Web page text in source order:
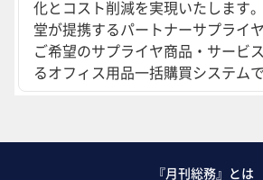
化とコスト削減を実現いたします
堂が提携するパートナーサプライ
ご希望のサプライヤ商品・サービ
るオフィス用品一括購買システムで
『月刊総務』とは